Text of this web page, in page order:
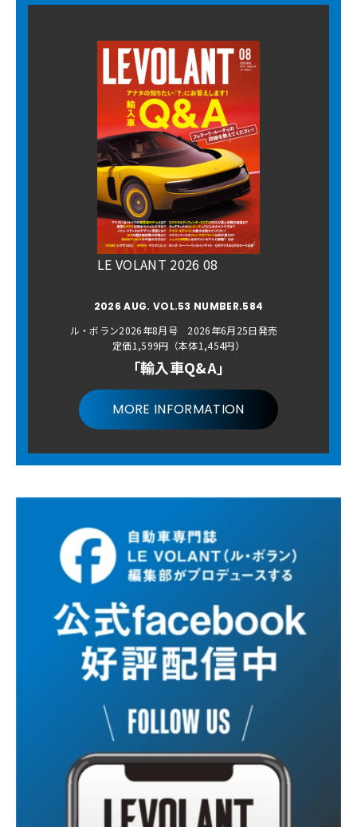
LE VOLANT 2026 08
2026 AUG. VOL.53 NUMBER.584
ル・ボラン2026年8月号 2026年6月25日発売
定価1,599円（本体1,454円）
「輸入車Q&A」
MORE INFORMATION